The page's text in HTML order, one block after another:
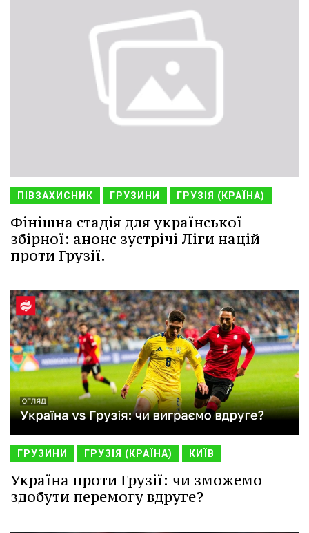
ПІВЗАХИСНИК ГРУЗИНИ ГРУЗІЯ (КРАЇНА)
Фінішна стадія для української
збірної: анонс зустрічі Ліги націй
проти Грузії.
ГРУЗИНИ ГРУЗІЯ (КРАЇНА) КИЇВ
Україна проти Грузії: чи зможемо
здобути перемогу вдруге?